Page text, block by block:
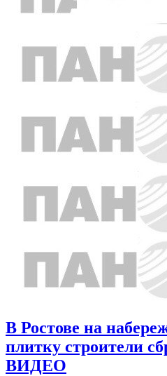
В Ростове на
плитку строители
ВИДЕО